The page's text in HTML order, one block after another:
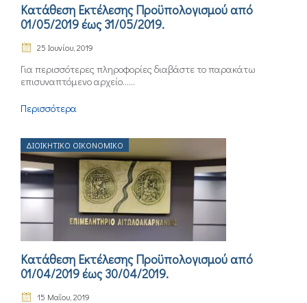
Κατάθεση Εκτέλεσης Προϋπολογισμού από
01/05/2019 έως 31/05/2019.
25 Ιουνίου, 2019
Για περισσότερες πληροφορίες διαβάστε το παρακάτω
επισυναπτόμενο αρχείο......
Περισσότερα
ΔΙΟΙΚΗΤΙΚΌ ΟΙΚΟΝΟΜΙΚΌ
Κατάθεση Εκτέλεσης Προϋπολογισμού από
01/04/2019 έως 30/04/2019.
15 Μαΐου, 2019